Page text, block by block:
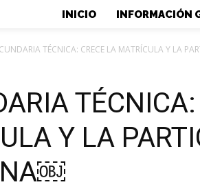
INICIO INFORMACIÓN
TÉCNICA: CRECE LA MATRÍCULA Y LA
Y LA